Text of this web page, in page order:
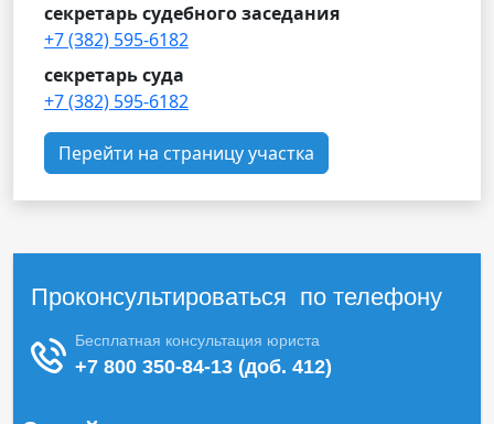
секретарь судебного заседания
+7 (382) 595-6182
секретарь суда
+7 (382) 595-6182
Перейти на страницу участка